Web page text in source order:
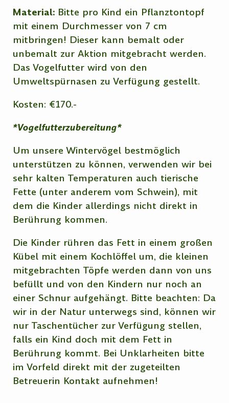
Material: Bitte pro Kind ein Pflanztontopf
mit einem Durchmesser von 7 cm
mitbringen! Dieser kann bemalt oder
unbemalt zur Aktion mitgebracht werden.
Das Vogelfutter wird von den
Umweltspürnasen zu Verfügung gestellt.
Kosten: €170.-
*Vogelfutterzubereitung*
Um unsere Wintervögel bestmöglich
unterstützen zu können, verwenden wir bei
sehr kalten Temperaturen auch tierische
Fette (unter anderem vom Schwein), mit
dem die Kinder allerdings nicht direkt in
Berührung kommen.
Die Kinder rühren das Fett in einem großen
Kübel mit einem Kochlöffel um, die kleinen
mitgebrachten Töpfe werden dann von uns
befüllt und von den Kindern nur noch an
einer Schnur aufgehängt. Bitte beachten: Da
wir in der Natur unterwegs sind, können wir
nur Taschentücher zur Verfügung stellen,
falls ein Kind doch mit dem Fett in
Berührung kommt. Bei Unklarheiten bitte
im Vorfeld direkt mit der zugeteilten
Betreuerin Kontakt aufnehmen!